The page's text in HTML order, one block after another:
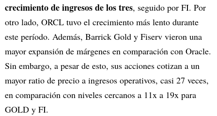
crecimiento de ingresos de los tres, seguido por FI. Por
otro lado, ORCL tuvo el crecimiento más lento durante
este período. Además, Barrick Gold y Fiserv vieron una
mayor expansión de márgenes en comparación con Oracle.
Sin embargo, a pesar de esto, sus acciones cotizan a un
mayor ratio de precio a ingresos operativos, casi 27 veces,
en comparación con niveles cercanos a 11x a 19x para
GOLD y FI.